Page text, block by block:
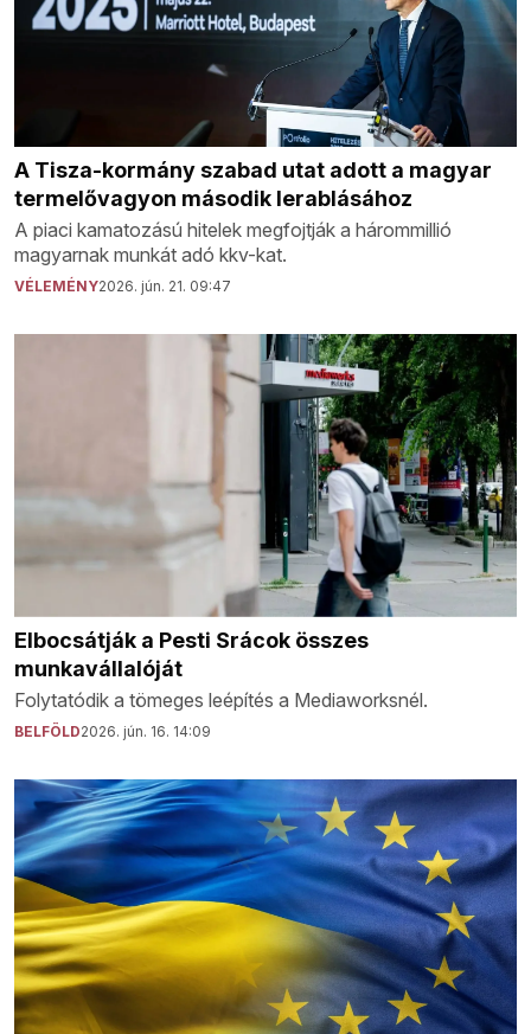
A Tisza-kormány szabad utat adott a magyar
termelővagyon második lerablásához
A piaci kamatozású hitelek megfojtják a hárommillió
magyarnak munkát adó kkv-kat.
VÉLEMÉNY2026. jún. 21. 09:47
Elbocsátják a Pesti Srácok összes
munkavállalóját
Folytatódik a tömeges leépítés a Mediaworksnél.
BELFÖLD2026. jún. 16. 14:09